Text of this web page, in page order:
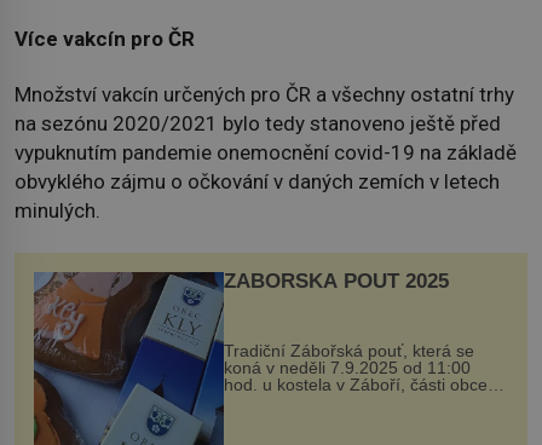
Více vakcín pro ČR
Množství vakcín určených pro ČR a všechny ostatní trhy
na sezónu 2020/2021 bylo tedy stanoveno ještě před
vypuknutím pandemie onemocnění covid-19 na základě
obvyklého zájmu o očkování v daných zemích v letech
minulých.
ZÁBOŘSKÁ POUŤ 2025
Tradiční Zábořská pouť, která se
koná v neděli 7.9.2025 od 11:00
hod. u kostela v Záboří, části obce
Kly u Mělníka. V programu naleznete
komentovanou prohlídku kostela,